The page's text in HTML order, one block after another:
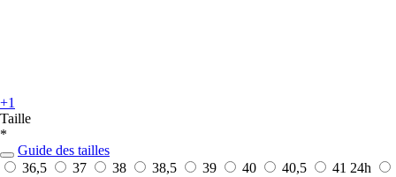
+1
Taille
*
Guide des tailles
36,5
37 38 38,5 39 40 40,5 41 24h